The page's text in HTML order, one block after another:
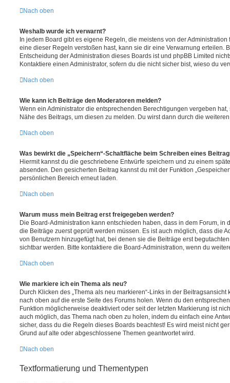
Nach oben
Weshalb wurde ich verwarnt?
In jedem Board gibt es eigene Regeln, die meistens von der
eine dieser Regeln verstoßen hast, kann sie dir eine Verwarnung erteilen.
Entscheidung der Administration dieses Boards ist und phpBB Limited
Kontaktiere einen Administrator, sofern du die nicht sicher bist, wieso du
Nach oben
Wie kann ich Beiträge den Moderatoren melden?
Wenn ein Administrator die entsprechenden Berechtigungen vergeben
Nähe des Beitrags, um diesen zu melden. Du wirst dann durch die
Nach oben
Was bewirkt die „Speichern“-Schaltfläche beim Schreiben eines
Hiermit kannst du die geschriebene Entwürfe speichern und zu einem
absenden. Den gesicherten Beitrag kannst du mit der Funktion
persönlichen Bereich erneut laden.
Nach oben
Warum muss mein Beitrag erst freigegeben werden?
Die Board-Administration kann entschieden haben, dass in dem Forum, in
die Beiträge zuerst geprüft werden müssen. Es ist auch möglich, dass die
von Benutzern hinzugefügt hat, bei denen sie die Beiträge erst
sichtbar werden. Bitte kontaktiere die Board-Administration, wenn du
Nach oben
Wie markiere ich ein Thema als neu?
Durch Klicken des „Thema als neu markieren“-Links in der
nach oben auf die erste Seite des Forums holen. Wenn du den
Funktion möglicherweise deaktiviert oder seit der letzten Markierung ist
auch möglich, das Thema nach oben zu holen, indem du einfach eine
sicher, dass du die Regeln dieses Boards beachtest! Es wird meist nicht
Grund auf alte oder abgeschlossene Themen geantwortet wird.
Nach oben
Textformatierung und Thementypen